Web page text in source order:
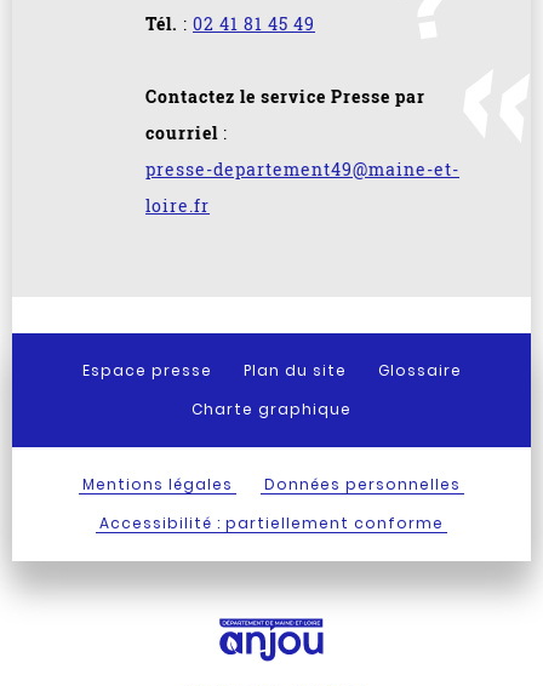
Tél. : 02 41 81 45 49
Contactez le service Presse par
courriel :
presse-departement49@maine-et-
loire.fr
Espace presse Plan du site
Glossaire
Charte graphique
Mentions légales
Données personnelles
Accessibilité : partiellement conforme